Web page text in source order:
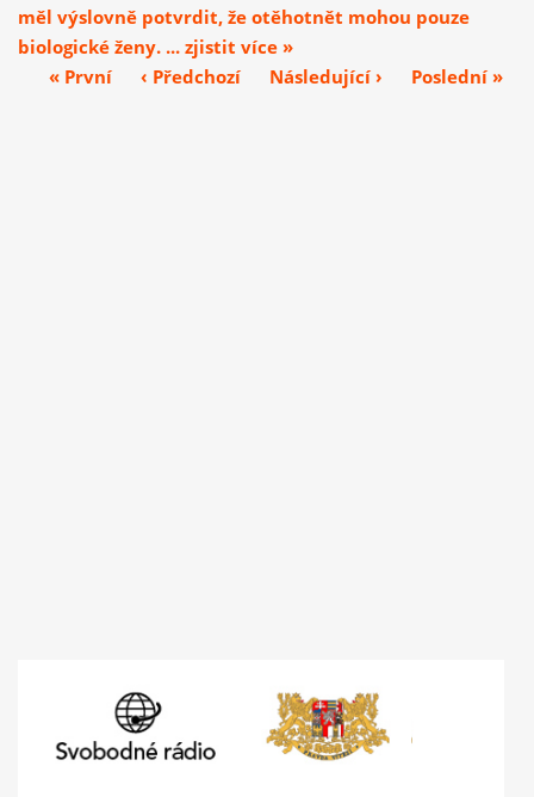
měl výslovně potvrdit, že otěhotnět mohou pouze
biologické ženy. ... zjistit více »
« První
‹ Předchozí Následující › Poslední »